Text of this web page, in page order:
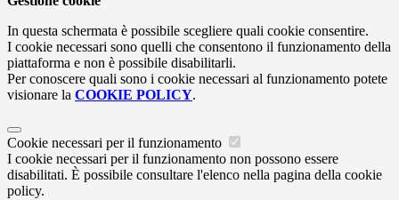
In questa schermata è possibile scegliere quali cookie consentire.
I cookie necessari sono quelli che consentono il funzionamento della
piattaforma e non è possibile disabilitarli.
Per conoscere quali sono i cookie necessari al funzionamento potete
visionare la COOKIE POLICY.
Cookie necessari per il funzionamento
I cookie necessari per il funzionamento non possono essere
disabilitati. È possibile consultare l'elenco nella pagina della cookie
policy.